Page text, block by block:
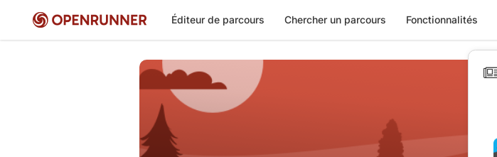
Éditeur de parcours Chercher un parcours Fonctionnalités